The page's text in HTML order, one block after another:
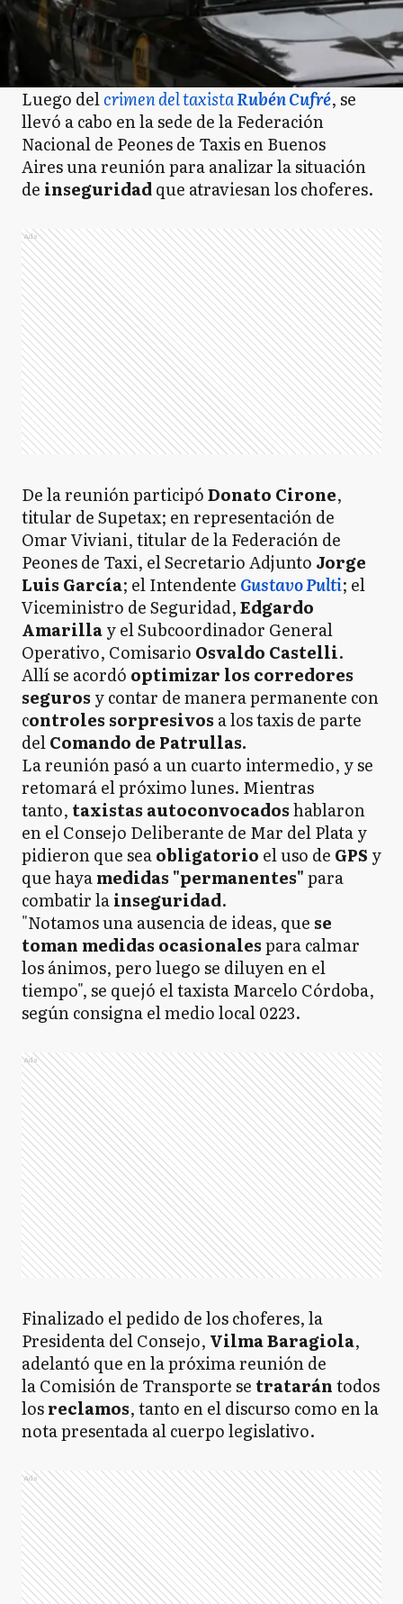
Luego delcrimen del taxistaRubén Cufré, se
llevó a cabo en la sede de la Federación
Nacional de Peones de Taxis en Buenos
Aires una reunión para analizar la situación
de inseguridadque atraviesan los choferes.
Ads
De la reunión participóDonato Cirone,
titular de Supetax; en representación de
Omar Viviani, titular de la Federación de
Peones de Taxi, el Secretario Adjunto Jorge
Luis García; el Intendente Gustavo Pulti; el
Viceministro de Seguridad,Edgardo
Amarillay el Subcoordinador General
Operativo, Comisario Osvaldo Castelli.
Allí se acordó optimizar los corredores
seguros y contar de manera permanente con
controles sorpresivos a los taxis de parte
delComando de Patrullas.
La reunión pasó a un cuarto intermedio, y se
retomará el próximo lunes. Mientras
tanto, taxistas autoconvocadoshablaron
en el Consejo Deliberante de Mar del Plata y
pidieron que seaobligatorio el uso de GPS y
que hayamedidas "permanentes"para
combatir lainseguridad.
"Notamos una ausencia de ideas, que se
toman medidas ocasionalespara calmar
los ánimos, pero luego se diluyen en el
tiempo", se quejó el taxista Marcelo Córdoba,
según consigna el medio local 0223.
Ads
Finalizado el pedido de los choferes, la
Presidenta del Consejo, Vilma Baragiola,
adelantó que en la próxima reunión de
la Comisión de Transporte se tratarántodos
losreclamos, tanto en el discurso como en la
nota presentada al cuerpo legislativo.
Ads